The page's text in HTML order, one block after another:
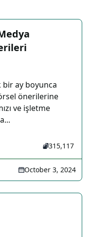
bir ay boyunca
önerilerine
ve işletme
315,117
October 3, 2024